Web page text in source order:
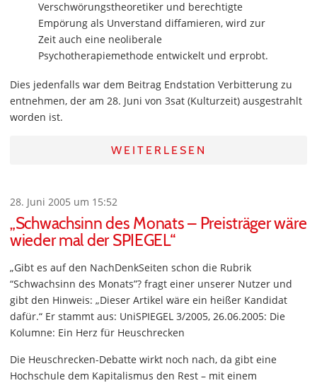
Verschwörungstheoretiker und berechtigte
Empörung als Unverstand diffamieren, wird zur
Zeit auch eine neoliberale
Psychotherapiemethode entwickelt und erprobt.
Dies jedenfalls war dem Beitrag Endstation Verbitterung zu
entnehmen, der am 28. Juni von 3sat (Kulturzeit) ausgestrahlt
worden ist.
WEITERLESEN
28. Juni 2005 um 15:52
„Schwachsinn des Monats – Preisträger wäre
wieder mal der SPIEGEL“
„Gibt es auf den NachDenkSeiten schon die Rubrik
“Schwachsinn des Monats”? fragt einer unserer Nutzer und
gibt den Hinweis: „Dieser Artikel wäre ein heißer Kandidat
dafür.“ Er stammt aus: UniSPIEGEL 3/2005, 26.06.2005: Die
Kolumne: Ein Herz für Heuschrecken
Die Heuschrecken-Debatte wirkt noch nach, da gibt eine
Hochschule dem Kapitalismus den Rest – mit einem